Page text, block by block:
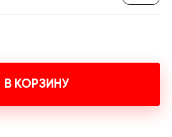
В КОРЗИНУ